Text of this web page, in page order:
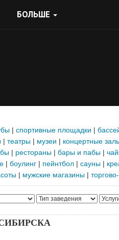
БОЛЬШЕ
| спортивные площадки |
| театры | музеи | концертные
| рестораны | бары и пабы |
| боулинг | пейнтбол | сауны |
| мужские магазины |